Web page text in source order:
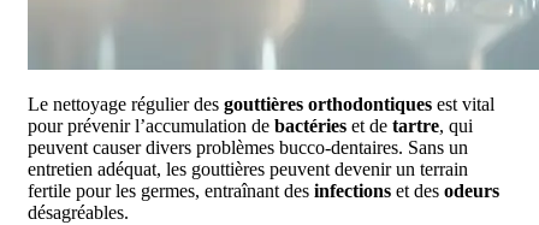
Le nettoyage régulier des gouttières orthodontiques est vital
pour prévenir l’accumulation de bactéries et de tartre, qui
peuvent causer divers problèmes bucco-dentaires. Sans un
entretien adéquat, les gouttières peuvent devenir un terrain
fertile pour les germes, entraînant des infections et des odeurs
désagréables.